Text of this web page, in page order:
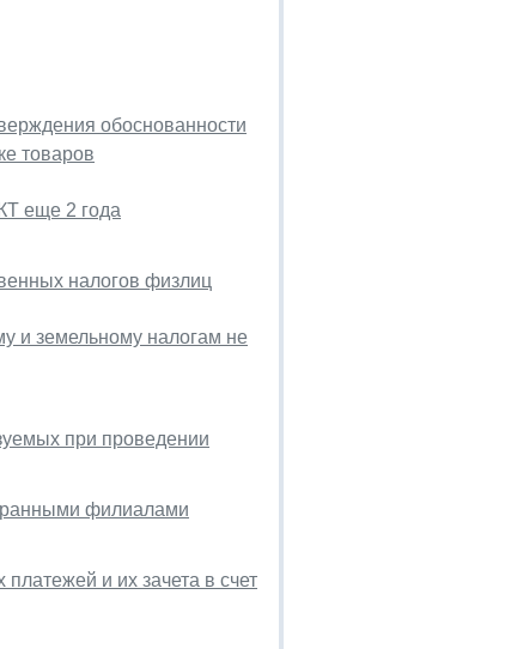
обоснованности
товаров
еще 2 года
налогов физлиц
и земельному налогам не
при проведении
филиалами
и их зачета в счет